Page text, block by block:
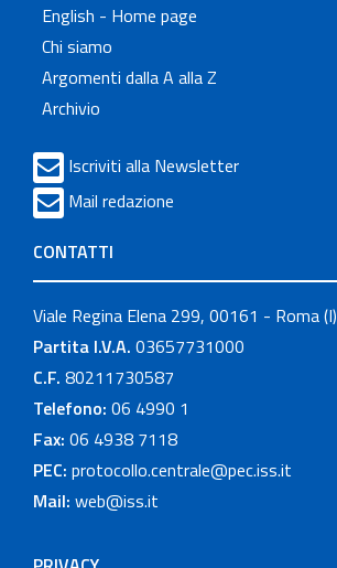
English - Home page
Chi siamo
Argomenti dalla A alla Z
Archivio
Iscriviti alla Newsletter
Mail redazione
CONTATTI
Viale Regina Elena 299, 00161 - Roma (I)
Partita I.V.A. 03657731000
C.F. 80211730587
Telefono: 06 4990 1
Fax: 06 4938 7118
PEC: protocollo.centrale@pec.iss.it
Mail: web@iss.it